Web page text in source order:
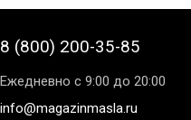
8 (800) 200-35-85
Ежедневно с 9:00 до 20:00
info@magazinmasla.ru